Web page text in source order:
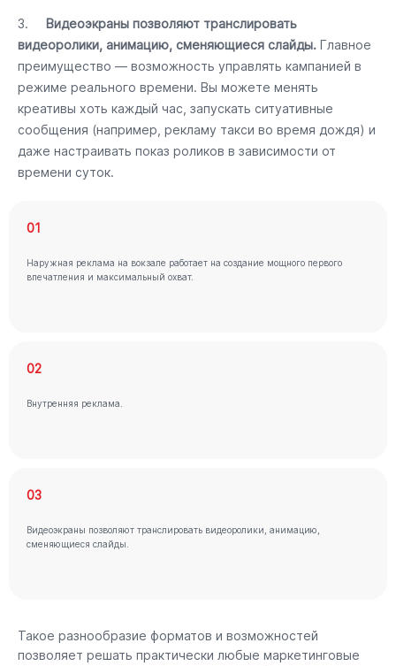
3. Видеоэкраны позволяют транслировать
видеоролики, анимацию, сменяющиеся слайды. Главное
преимущество — возможность управлять кампанией в
режиме реального времени. Вы можете менять
креативы хоть каждый час, запускать ситуативные
сообщения (например, рекламу такси во время дождя) и
даже настраивать показ роликов в зависимости от
времени суток.
01
Наружная реклама на вокзале работает на создание мощного первого
впечатления и максимальный охват.
02
Внутренняя реклама.
03
Видеоэкраны позволяют транслировать видеоролики, анимацию,
сменяющиеся слайды.
Такое разнообразие форматов и возможностей
позволяет решать практически любые маркетинговые